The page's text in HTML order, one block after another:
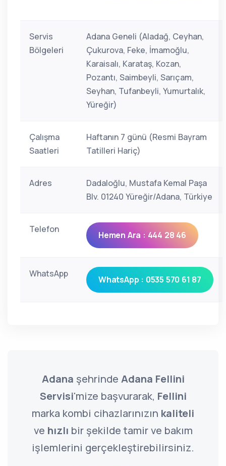
Servis
Bölgeleri
Adana Geneli (Aladağ, Ceyhan,
Çukurova, Feke, İmamoğlu,
Karaisalı, Karataş, Kozan,
Pozantı, Saimbeyli, Sarıçam,
Seyhan, Tufanbeyli, Yumurtalık,
Yüreğir)
Çalışma
Saatleri
Haftanın 7 günü (Resmi Bayram
Tatilleri Hariç)
Adres
Dadaloğlu, Mustafa Kemal Paşa
Blv. 01240 Yüreğir/Adana, Türkiye
Telefon
Hemen Ara : 444 28 46
WhatsApp
WhatsApp : 0535 570 61 87
Adana şehrinde Adana Fellini
Servisi'mize başvurarak, Fellini
marka kombi cihazlarınızın kaliteli
ve hızlı bir şekilde tamir ve bakım
işlemlerini gerçekleştirebilirsiniz.